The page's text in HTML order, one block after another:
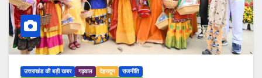
उत्तराखंड की बड़ी खबर गढ़वाल देहरादून
राजनीति